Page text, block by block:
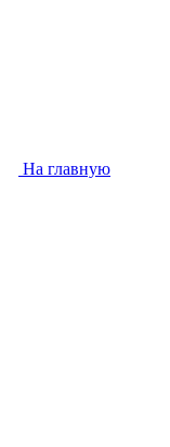
На главную